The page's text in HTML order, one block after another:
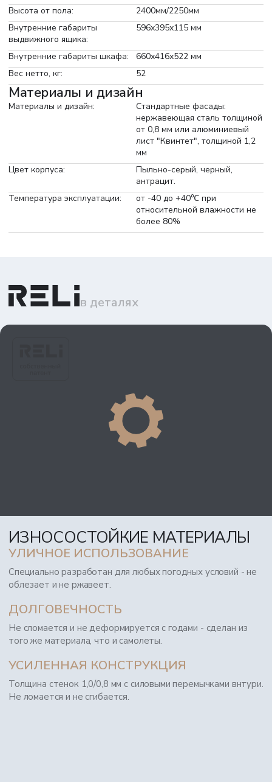
Высота от пола:
2400мм/2250мм
Внутренние габариты
выдвижного ящика:
596х395х115 мм
Внутренние габариты шкафа:
660х416х522 мм
Вес нетто, кг:
52
Материалы и дизайн
Материалы и дизайн:
Стандартные фасады:
нержавеющая сталь толщиной
от 0,8 мм или алюминиевый
лист "Квинтет", толщиной 1,2
мм
Цвет корпуса:
Пыльно-серый, черный,
антрацит.
Температура эксплуатации:
от -40 до +40℃ при
относительной влажности не
более 80%
в деталях
ИЗНОСОСТОЙКИЕ МАТЕРИАЛЫ
УЛИЧНОЕ ИСПОЛЬЗОВАНИЕ
Специально разработан для любых погодных условий - не
облезает и не ржавеет.
ДОЛГОВЕЧНОСТЬ
Не сломается и не деформируется с годами - сделан из
того же материала, что и самолеты.
УСИЛЕННАЯ КОНСТРУКЦИЯ
Толщина стенок 1,0/0,8 мм с силовыми перемычками внтури.
Не ломается и не сгибается.